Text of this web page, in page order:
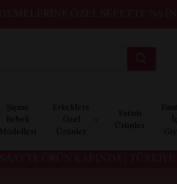
Şişme
Bebek
Modelleri
Erkeklere
Özel
Ürünler
Fetish
Ürünler